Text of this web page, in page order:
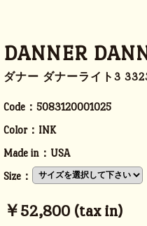
DANNER
ダナー ダナーライト3
Code： 5083120001025
Color： INK
Made in： USA
Size：
￥52,800 (tax in)